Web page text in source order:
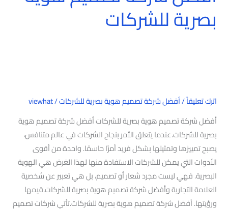
بصرية للشركات
اترك تعليقاً/أفضل شركة تصميم هوية بصرية للشركات/
viewhat
أفضل شركة تصميم هوية بصرية للشركات أفضل شركة تصميم هوية
بصرية للشركات.عندما يتعلق الأمر بنجاح الشركات في عالم متنافس،
يصبح تمييزها وتمثيلها بشكل فريد أمرًا حاسمًا. واحدة من أقوى
الأدوات التي يمكن للشركات الاستفادة منها لهذا الغرض هي الهوية
البصرية. فهي ليست مجرد شعار أو تصميم، بل هي تعبير عن شخصية
العلامة التجارية وأفضل شركة تصميم هوية بصرية للشركات.قيمها
ورؤيتها. أفضل شركة تصميم هوية بصرية للشركات.تأتي شركات تصميم